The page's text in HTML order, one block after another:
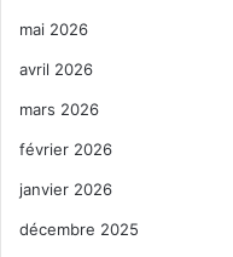
mai 2026
avril 2026
mars 2026
février 2026
janvier 2026
décembre 2025